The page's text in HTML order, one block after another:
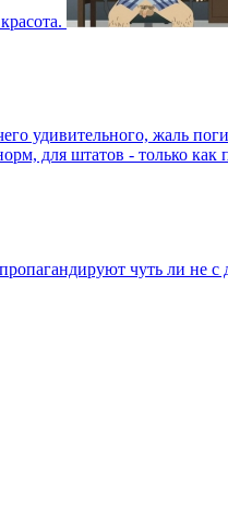
удивительного, жаль
для штатов - только как
чуть ли не с